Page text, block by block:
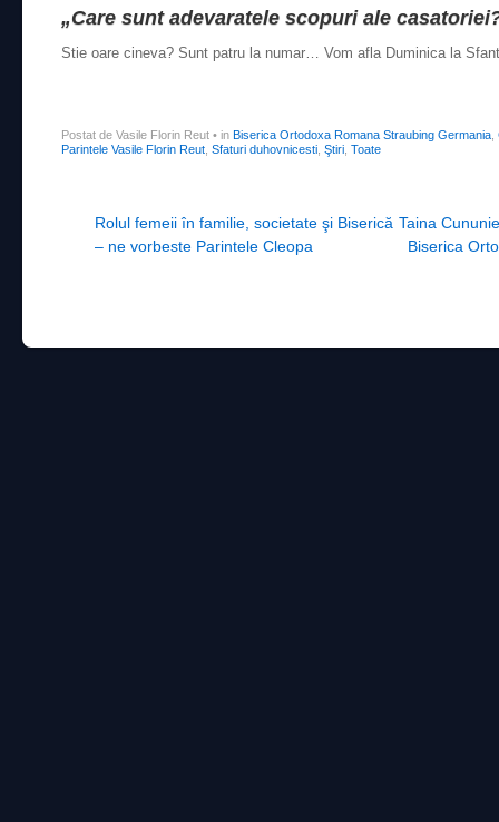
„Care sunt adevaratele scopuri ale
Stie oare cineva? Sunt patru la numar… Vom afla Duminica la
Postat de Vasile Florin Reut • in Biserica Ortodoxa Romana Straubing Germania
Parintele Vasile Florin Reut Sfaturi duhovnicesti Ştiri Toate
Post navigation
Rolul femeii în familie, societate şi Biserică
– ne vorbeste Parintele Cleopa
Taina
Biserica